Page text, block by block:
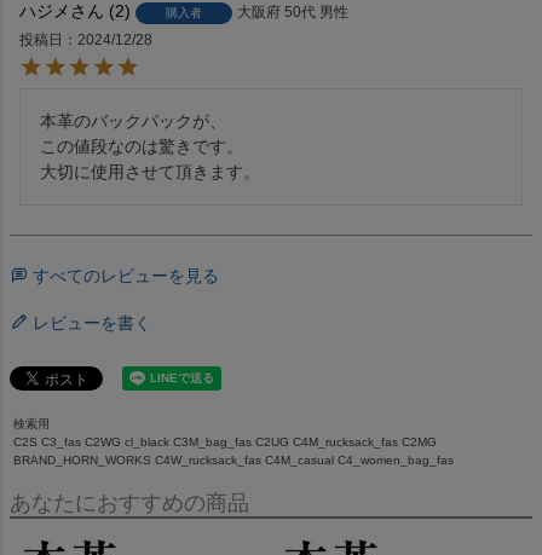
ハジメ 2 購入者 大阪府 50代 男性
投稿日
2024/12/28
本革のバックパックが、
この値段なのは驚きです。
大切に使用させて頂きます。
すべてのレビューを見る
レビューを書く
検索用
C2S C3_fas C2WG cl_black C3M_bag_fas C2UG C4M_rucksack_fas C2MG
BRAND_HORN_WORKS C4W_rucksack_fas C4M_casual C4_women_bag_fas
あなたにおすすめの商品